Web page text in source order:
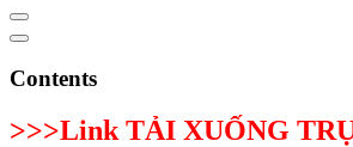
Contents
>>>Link TẢI XUỐNG